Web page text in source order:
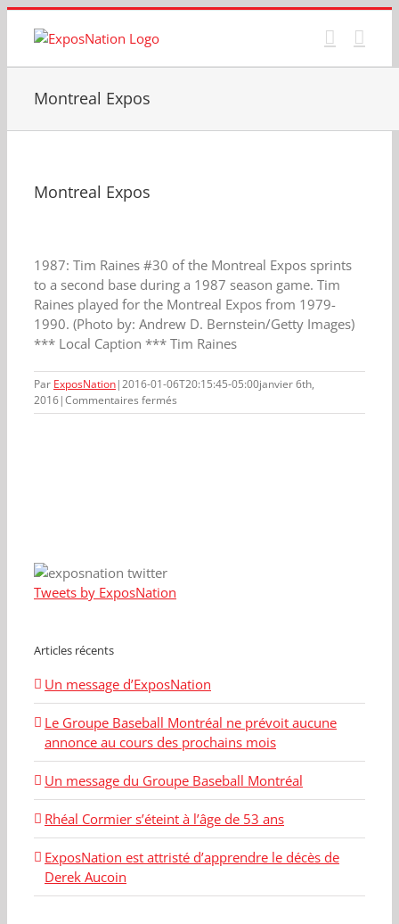
Passer
Montreal Expos
Montreal Expos
1987: Tim Raines #30 of the Montreal Expos sprints
to a second base during a 1987 season game. Tim
Raines played for the Montreal Expos from 1979-
1990. (Photo by: Andrew D. Bernstein/Getty Images)
*** Local Caption *** Tim Raines
Par ExposNation|2016-01-06T20:15:45-05:00janvier 6th,
2016|Commentaires fermés
Montreal
Tweets by ExposNation
Articles récents
Un message d’ExposNation
Le Groupe Baseball Montréal ne prévoit aucune
annonce au cours des prochains mois
Un message du Groupe Baseball Montréal
Rhéal Cormier s’éteint à l’âge de 53 ans
ExposNation est attristé d’apprendre le décès de
Derek Aucoin